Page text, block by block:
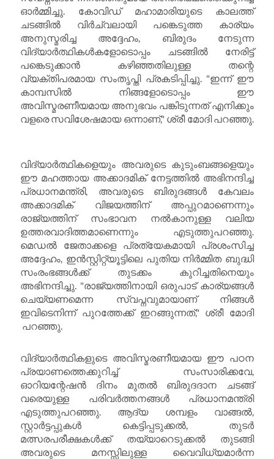
ഓർമ്മിച്ചു. കോവിഡ് മഹാമാരിയുടെ കാലത്ത്
ചടങ്ങിൽ വിർച്വലായി പങ്കെടുത്ത കാര്യം
അനുസ്മരിച്ച അദ്ദേഹം, ബിരുദം നേടുന്ന
വിദ്യാർത്ഥികൾകളോടൊപ്പം ചടങ്ങിൽ നേരിട്ട്
പങ്കെടുക്കാൻ കഴിഞ്ഞതിലുള്ള തന്റെ
വ്യക്തിപരമായ സംതൃപ്തി പ്രകടിപ്പിച്ചു. "ഇന്ന് ഈ
കാമ്പസിൽ നിങ്ങളോടൊപ്പം ഈ
അവിസ്മരണീയമായ അനുഭവം പങ്കിടുന്നത് എനിക്കും
വളരെ സവിശേഷമായ ഒന്നാണ്," ശ്രീ മോദി പറഞ്ഞു.
വിദ്യാർത്ഥികളെയും അവരുടെ കുടുംബങ്ങളെയും
ഈ മഹത്തായ അക്കാദമിക് നേട്ടത്തിൽ അഭിനന്ദിച്ച
പ്രധാനമന്ത്രി, അവരുടെ ബിരുദങ്ങൾ കേവലം
അക്കാദമിക് വിജയത്തിന് അപ്പുറമാണെന്നും
രാജ്യത്തിന് സംഭാവന നൽകാനുള്ള വലിയ
ഉത്തരവാദിത്തമാണെന്നും എടുത്തുപറഞ്ഞു.
മെഡൽ ജേതാക്കളെ പ്രത്യേകമായി പ്രശംസിച്ച
അദ്ദേഹം, ഇൻസ്റ്റിറ്റ്യൂട്ടിലെ പുതിയ നിർമ്മിത ബുദ്ധി
സംരംഭങ്ങൾക്ക് തുടക്കം കുറിച്ചതിനെയും
അഭിനന്ദിച്ചു. "രാജ്യത്തിനായി ഒരുപാട് കാര്യങ്ങൾ
ചെയ്യണമെന്ന സ്വപ്നവുമായാണ് നിങ്ങൾ
ഇവിടെനിന്ന് പുറത്തേക്ക് ഇറങ്ങുന്നത്," ശ്രീ മോദി
പറഞ്ഞു.
വിദ്യാർത്ഥികളുടെ അവിസ്മരണീയമായ ഈ പഠന
പ്രയാണത്തെക്കുറിച്ച് സംസാരിക്കവേ,
ഓറിയന്റേഷൻ ദിനം മുതൽ ബിരുദദാന ചടങ്ങ്
വരെയുള്ള പരിവർത്തനങ്ങൾ പ്രധാനമന്ത്രി
എടുത്തുപറഞ്ഞു. ആദ്യ ശമ്പളം വാങ്ങൽ,
സ്റ്റാർട്ടപ്പുകൾ കെട്ടിപ്പടുക്കൽ, തുടർ
മത്സരപരീക്ഷകൾക്ക് തയ്യാറെടുക്കൽ തുടങ്ങി
അവരുടെ മനസ്സിലുള്ള വൈവിധ്യമാർന്ന